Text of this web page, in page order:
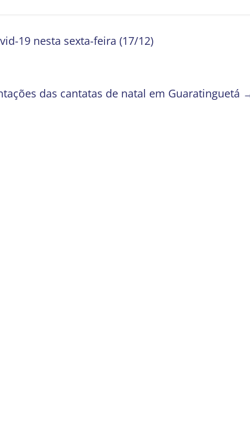
19 nesta sexta-feira (17/12)
das cantatas de natal em Guaratinguetá